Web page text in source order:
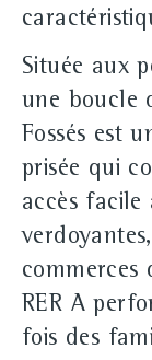
Située aux
une boucle
Fossés est
prisée qui
accès facile
commerces
RER A
fois des